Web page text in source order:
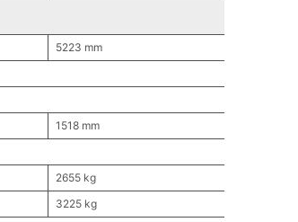
5223 mm
1518 mm
2655 kg
3225 kg